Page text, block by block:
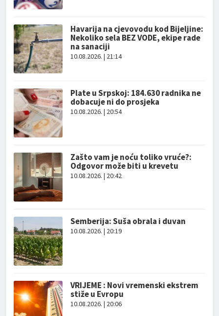
Havarija na cjevovodu kod Bijeljine:
Nekoliko sela BEZ VODE, ekipe rade
na sanaciji
10.08.2026. | 21:14
Plate u Srpskoj: 184.630 radnika ne
dobacuje ni do prosjeka
10.08.2026. | 20:54
Zašto vam je noću toliko vruće?:
Odgovor može biti u krevetu
10.08.2026. | 20:42
Semberija: Suša obrala i duvan
10.08.2026. | 20:19
VRIJEME : Novi vremenski ekstrem
stiže u Evropu
10.08.2026. | 20:06